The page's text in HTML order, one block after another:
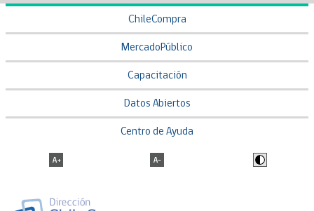
ChileCompra
MercadoPúblico
Capacitación
Datos Abiertos
Centro de Ayuda